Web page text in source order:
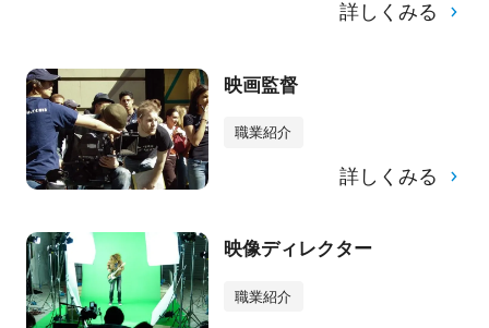
詳しくみる
映画監督
職業紹介
詳しくみる
映像ディレクター
職業紹介